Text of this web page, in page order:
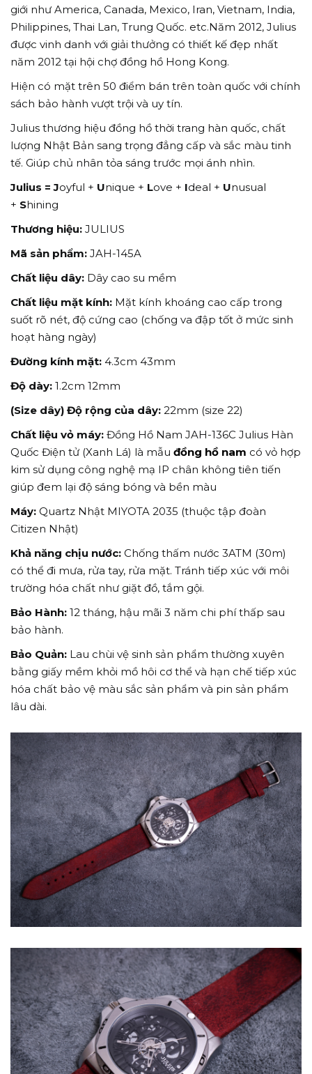
giới như America, Canada, Mexico, Iran, Vietnam, India,
Philippines, Thai Lan, Trung Quốc. etc.Năm 2012, Julius
được vinh danh với giải thưởng có thiết kế đẹp nhất
năm 2012 tại hội chợ đồng hồ Hong Kong.
Hiện có mặt trên 50 điểm bán trên toàn quốc với chính
sách bảo hành vượt trội và uy tín.
Julius thương hiệu đồng hồ thời trang hàn quốc, chất
lượng Nhật Bản sang trọng đẳng cấp và sắc màu tinh
tế. Giúp chủ nhân tỏa sáng trước mọi ánh nhìn.
Julius = Joyful + Unique + Love + Ideal + Unusual
+ Shining
Thương hiệu: JULIUS
Mã sản phẩm: JAH-145A
Chất liệu dây: Dây cao su mềm
Chất liệu mặt kính: Mặt kính khoáng cao cấp trong
suốt rõ nét, độ cứng cao (chống va đập tốt ở mức sinh
hoạt hàng ngày)
Đường kính mặt: 4.3cm 43mm
Độ dày: 1.2cm 12mm
(Size dây) Độ rộng của dây: 22mm (size 22)
Chất liệu vỏ máy: Đồng Hồ Nam JAH-136C Julius Hàn
Quốc Điện tử (Xanh Lá) là mẫu đồng hồ nam có vỏ hợp
kim sử dụng công nghệ mạ IP chân không tiên tiến
giúp đem lại độ sáng bóng và bền màu
Máy: Quartz Nhật MIYOTA 2035 (thuộc tập đoàn
Citizen Nhật)
Khả năng chịu nước: Chống thấm nước 3ATM (30m)
có thể đi mưa, rửa tay, rửa mặt. Tránh tiếp xúc với môi
trường hóa chất như giặt đồ, tắm gội.
Bảo Hành: 12 tháng, hậu mãi 3 năm chi phí thấp sau
bảo hành.
Bảo Quản: Lau chùi vệ sinh sản phẩm thường xuyên
bằng giấy mềm khỏi mồ hôi cơ thể và hạn chế tiếp xúc
hóa chất bảo vệ màu sắc sản phẩm và pin sản phẩm
lâu dài.